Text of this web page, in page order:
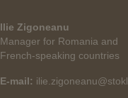
Ilie Zigoneanu
Manager for Romania and
French-speaking countries
E-mail: